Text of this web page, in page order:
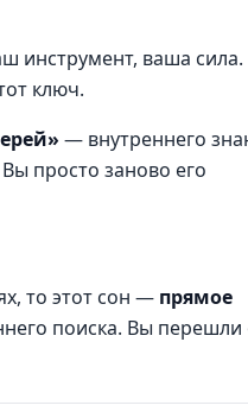
инструмент, ваша
ключ.
— внутреннего
просто заново его
то этот сон — прямое
поиска. Вы перешли